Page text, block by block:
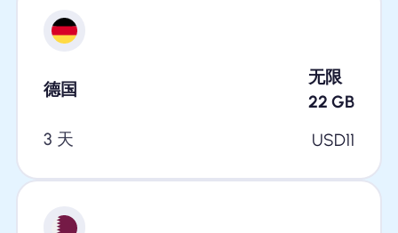
德国
无限
22 GB
3 天
USD11